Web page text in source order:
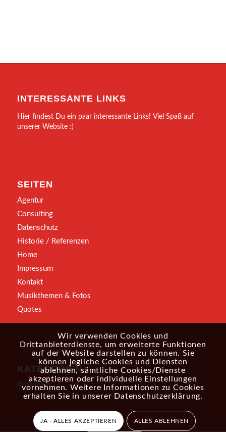
INTERESSANTE LINKS
Hier findest Du ein paar interessante Links! Viel Spaß auf
unserer Website :)
SEITEN
Agentur
Consulting
Datenschutz
Historie / Referenzen
Home
Impressum
Kontakt
Musikthemen & Fotos
Quotes
KATEGORIEN
Allgemein
Wir verwenden Cookies und
Drittanbieterdienste, um erweiterte Funktionen
auf der Website darstellen zu können. Sie
können jegliche Cookies und Diensten
ablehnen, sämtliche Cookies/Dienste
akzeptieren oder individuelle Einstellungen
vornehmen. Weitere Informationen zu Cookies
erhalten Sie in unserer Datenschutzerklärung.
JA - ALLES AKZEPTIEREN ALLES ABLEHNEN